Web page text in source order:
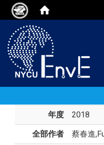
年度 2018
全部作者 蔡春進